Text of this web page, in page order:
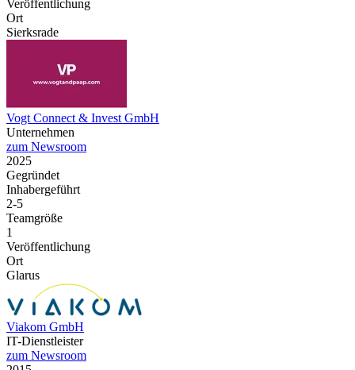
Veröffentlichung
Ort
Sierksrade
Vogt Connect & Invest GmbH
Unternehmen
zum Newsroom
2025
Gegründet
Inhabergeführt
2-5
Teamgröße
1
Veröffentlichung
Ort
Glarus
Viakom GmbH
IT-Dienstleister
zum Newsroom